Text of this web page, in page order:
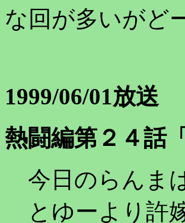
な回が多いがど
1999/06/01放送
熱闘編第２４話
今日のらんま
とゆーより許